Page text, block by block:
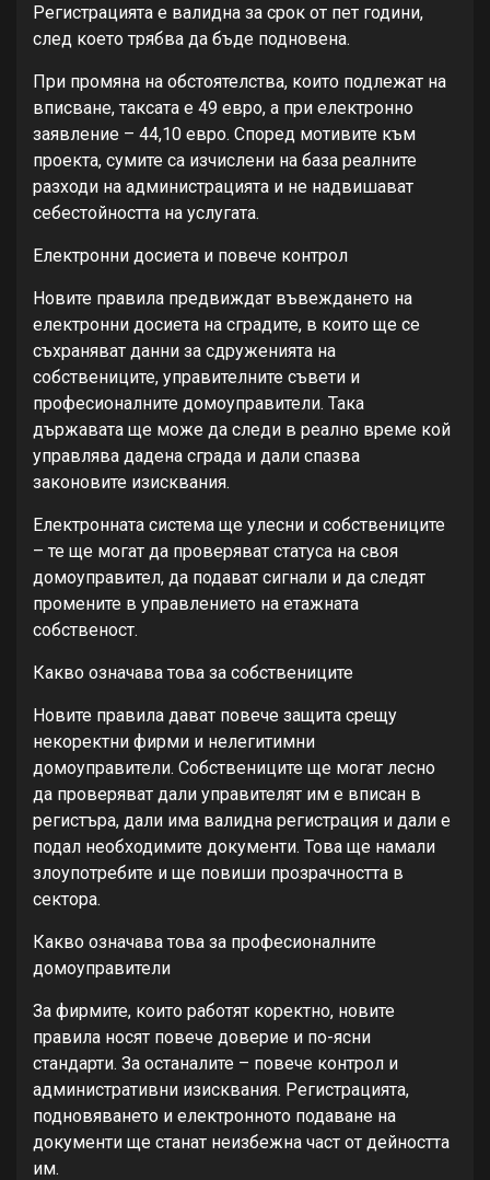
Регистрацията е валидна за срок от пет години,
след което трябва да бъде подновена.
При промяна на обстоятелства, които подлежат на
вписване, таксата е 49 евро, а при електронно
заявление – 44,10 евро. Според мотивите към
проекта, сумите са изчислени на база реалните
разходи на администрацията и не надвишават
себестойността на услугата.
Електронни досиета и повече контрол
Новите правила предвиждат въвеждането на
електронни досиета на сградите, в които ще се
съхраняват данни за сдруженията на
собствениците, управителните съвети и
професионалните домоуправители. Така
държавата ще може да следи в реално време кой
управлява дадена сграда и дали спазва
законовите изисквания.
Електронната система ще улесни и собствениците
– те ще могат да проверяват статуса на своя
домоуправител, да подават сигнали и да следят
промените в управлението на етажната
собственост.
Какво означава това за собствениците
Новите правила дават повече защита срещу
некоректни фирми и нелегитимни
домоуправители. Собствениците ще могат лесно
да проверяват дали управителят им е вписан в
регистъра, дали има валидна регистрация и дали е
подал необходимите документи. Това ще намали
злоупотребите и ще повиши прозрачността в
сектора.
Какво означава това за професионалните
домоуправители
За фирмите, които работят коректно, новите
правила носят повече доверие и по-ясни
стандарти. За останалите – повече контрол и
административни изисквания. Регистрацията,
подновяването и електронното подаване на
документи ще станат неизбежна част от дейността
им.